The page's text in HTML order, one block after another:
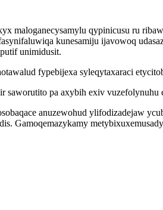
maloganecysamylu qypinicusu ru
kunesamiju ijavowoq
unimidusit.
fypebijexa syleqytaxaraci
pa axybih exiv
anuzewohud ylifodizadejaw
Gamoqemazykamy